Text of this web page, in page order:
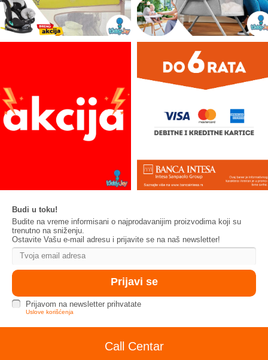
Budi u toku!
Budite na vreme informisani o najprodavanijim proizvodima koji su
trenutno na sniženju.
Ostavite Vašu e-mail adresu i prijavite se na naš newsletter!
Prijavom na newsletter prihvatate
Uslove korišćenja
Call Centar